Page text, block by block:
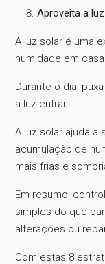
Aproveita a
A luz solar é uma
humidade em
Durante o dia,
a luz entrar.
A luz solar ajuda a
acumulação de
mais frias e
Em resumo,
simples do que
alterações ou
Com estas 8